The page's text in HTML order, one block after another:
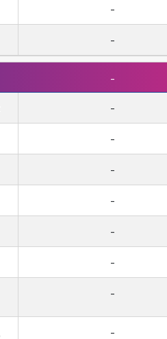
-
-
-
-
-
-
-
-
-
-
-